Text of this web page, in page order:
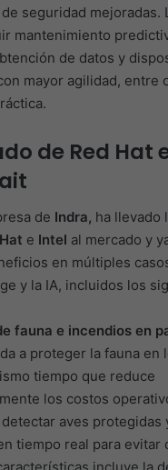
seguridad mejoradas.
mantenimiento
de datos y
mayor agilidad, entre
de Red Hat
de Indra, ha llevado
e Intel al mercado y
en múltiples
y la IA, incluidos los
fauna e incendios en
a proteger la fauna en
tiempo que reduce
los costos
aves protegidas
tiempo real para evitar